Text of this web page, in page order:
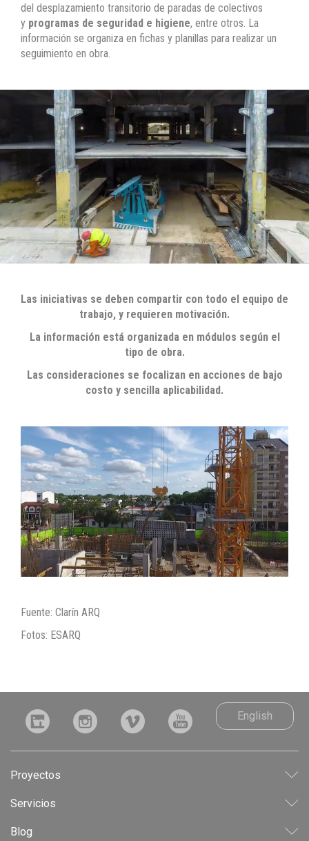
del desplazamiento transitorio de paradas de colectivos
y programas de seguridad e higiene, entre otros. La
información se organiza en fichas y planillas para realizar un
seguimiento en obra.
Las iniciativas se deben compartir con todo el equipo de
trabajo, y requieren motivación.
La información está organizada en módulos según el
tipo de obra.
Las consideraciones se focalizan en acciones de bajo
costo y sencilla aplicabilidad.
Fuente: Clarín ARQ
Fotos: ESARQ
English
Proyectos
LEED
CORPORATIVO
Servicios
CONSULTORÍA
Blog